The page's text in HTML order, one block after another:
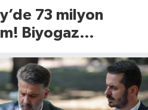
73 milyon
Biyogaz